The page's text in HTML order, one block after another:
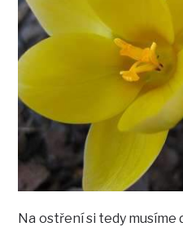
Na ostření si tedy